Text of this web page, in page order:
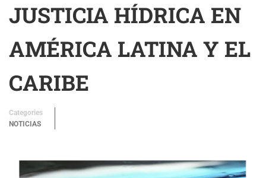
JUSTICIA HÍDRICA EN
AMÉRICA LATINA Y EL
CARIBE
Categories
NOTICIAS